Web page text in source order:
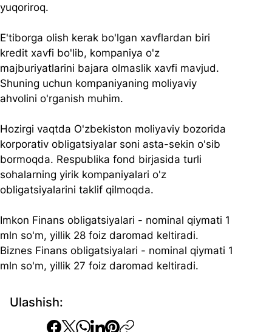
Ulashish:
yuqoriroq.
E'tiborga olish kerak bo'lgan xavflardan biri
kredit xavfi bo'lib, kompaniya o'z
majburiyatlarini bajara olmaslik xavfi mavjud.
Shuning uchun kompaniyaning moliyaviy
ahvolini o'rganish muhim.
Hozirgi vaqtda O'zbekiston moliyaviy bozorida
korporativ obligatsiyalar soni asta-sekin o'sib
bormoqda. Respublika fond birjasida turli
sohalarning yirik kompaniyalari o'z
obligatsiyalarini taklif qilmoqda.
Imkon Finans obligatsiyalari - nominal qiymati 1
mln so'm, yillik 28 foiz daromad keltiradi.
Biznes Finans obligatsiyalari - nominal qiymati 1
mln so'm, yillik 27 foiz daromad keltiradi.